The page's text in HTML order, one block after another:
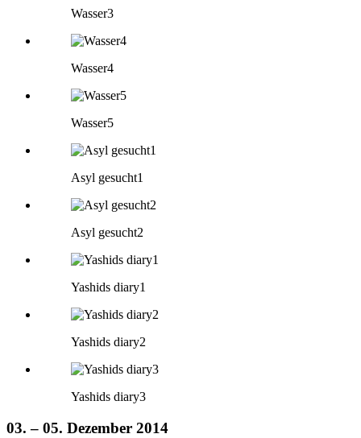
Wasser3
Wasser4
Wasser5
Asyl gesucht1
Asyl gesucht2
Yashids diary1
Yashids diary2
Yashids diary3
03. – 05. Dezember 2014